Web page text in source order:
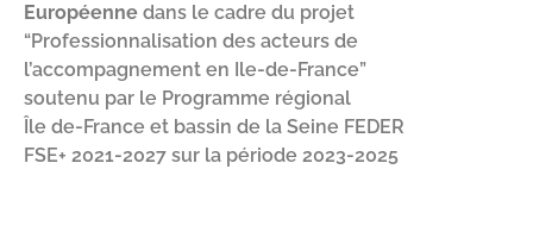
Européenne dans le cadre du projet
“Professionnalisation des acteurs de
l’accompagnement en Ile-de-France”
soutenu par le Programme régional
Île de-France et bassin de la Seine FEDER
FSE+ 2021-2027 sur la période 2023-2025